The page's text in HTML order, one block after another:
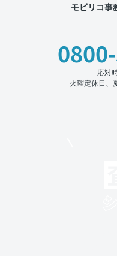
モビリコ事
応対
火曜定休日、